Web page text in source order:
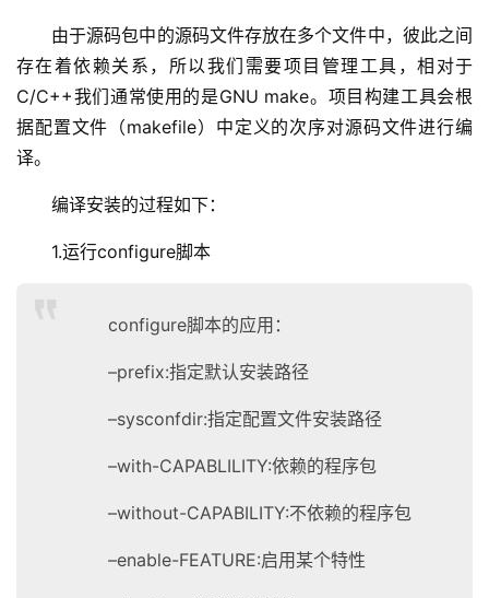
由于源码包中的源码文件存放在多个文件中，彼此之间
存在着依赖关系，所以我们需要项目管理工具，相对于
C/C++我们通常使用的是GNU make。项目构建工具会根
据配置文件（makefile）中定义的次序对源码文件进行编
译。
编译安装的过程如下：
1.运行configure脚本
configure脚本的应用：
–prefix:指定默认安装路径
–sysconfdir:指定配置文件安装路径
–with-CAPABLILITY:依赖的程序包
–without-CAPABILITY:不依赖的程序包
–enable-FEATURE:启用某个特性